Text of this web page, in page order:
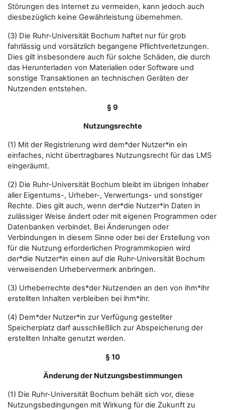
Störungen des Internet zu vermeiden, kann jedoch auch
diesbezüglich keine Gewährleistung übernehmen.
(3) Die Ruhr-Universität Bochum haftet nur für grob
fahrlässig und vorsätzlich begangene Pflichtverletzungen.
Dies gilt insbesondere auch für solche Schäden, die durch
das Herunterladen von Materialien oder Software und
sonstige Transaktionen an technischen Geräten der
Nutzenden entstehen.
§ 9
Nutzungsrechte
(1) Mit der Registrierung wird dem*der Nutzer*in ein
einfaches, nicht übertragbares Nutzungsrecht für das LMS
eingeräumt.
(2) Die Ruhr-Universität Bochum bleibt im übrigen Inhaber
aller Eigentums-, Urheber-, Verwertungs- und sonstiger
Rechte. Dies gilt auch, wenn der*die Nutzer*in Daten in
zulässiger Weise ändert oder mit eigenen Programmen oder
Datenbanken verbindet. Bei Änderungen oder
Verbindungen in diesem Sinne oder bei der Erstellung von
für die Nutzung erforderlichen Programmkopien wird
der*die Nutzer*in einen auf die Ruhr-Universität Bochum
verweisenden Urhebervermerk anbringen.
(3) Urheberrechte des*der Nutzenden an den von ihm*ihr
erstellten Inhalten verbleiben bei ihm*ihr.
(4) Dem*der Nutzer*in zur Verfügung gestellter
Speicherplatz darf ausschließlich zur Abspeicherung der
erstellten Inhalte genutzt werden.
§ 10
Änderung der Nutzungsbestimmungen
(1) Die Ruhr-Universität Bochum behält sich vor, diese
Nutzungsbedingungen mit Wirkung für die Zukunft zu